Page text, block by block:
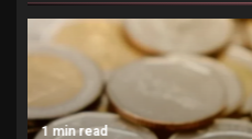
1 min read